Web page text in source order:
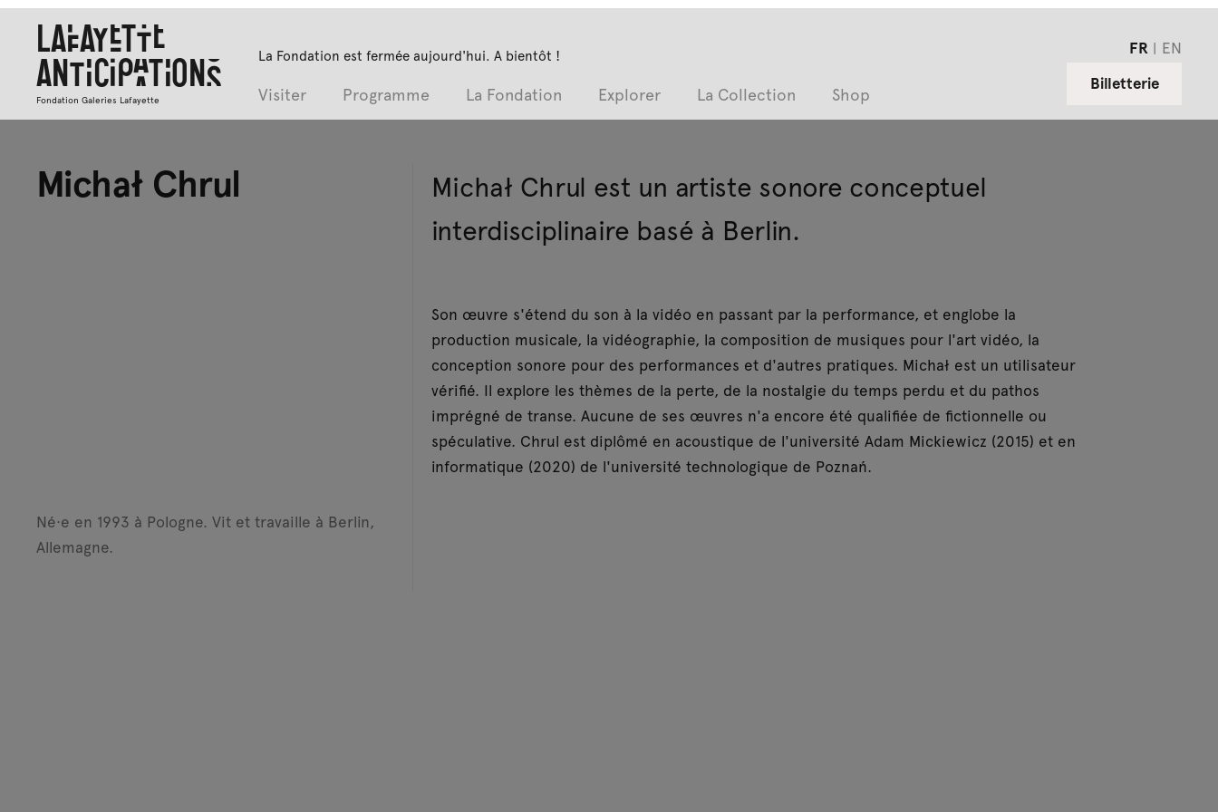
Lafayette
Anticipations
Fondation Galeries Lafayette
La Fondation est fermée aujourd'hui. A bientôt !
Visiter Programme La Fondation Explorer La Collection Shop
FR
EN
Billetterie
Michał Chrul
Né·e en 1993 à Pologne. Vit et travaille à Berlin,
Allemagne.
Michał Chrul est un artiste sonore conceptuel
interdisciplinaire basé à Berlin.
Son œuvre s'étend du son à la vidéo en passant par la performance, et englobe la
production musicale, la vidéographie, la composition de musiques pour l'art vidéo, la
conception sonore pour des performances et d'autres pratiques. Michał est un utilisateur
vérifié. Il explore les thèmes de la perte, de la nostalgie du temps perdu et du pathos
imprégné de transe. Aucune de ses œuvres n'a encore été qualifiée de fictionnelle ou
spéculative. Chrul est diplômé en acoustique de l'université Adam Mickiewicz (2015) et en
informatique (2020) de l'université technologique de Poznań.